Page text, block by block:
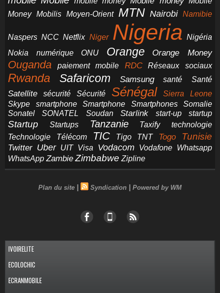
Money Mobilis Moyen-Orient MTN Nairobi Namibie
Naspers NCC Netflix Niger Nigeria Nigéria
Nokia
numérique ONU Orange Orange Money
Ouganda paiement mobile RDC Réseaux sociaux
Rwanda Safaricom Samsung santé Santé
Satellite sécurité Sécurité Sénégal
Sierra Leone
Skype
smartphone Smartphone Smartphones
Somalie
Sonatel
SONATEL Soudan Starlink start-up startup
Startup Startups Tanzanie Taxify
technologie
Technologie
Télécom TIC Tigo TNT Togo Tunisie
Twitter Uber UIT Visa Vodacom Vodafone Whatsapp
WhatsApp Zambie Zimbabwe Zipline
Plan du site | Syndication | Powered by WM
IVOIRELITE
ECOLOCHIC
ECRANMOBILE